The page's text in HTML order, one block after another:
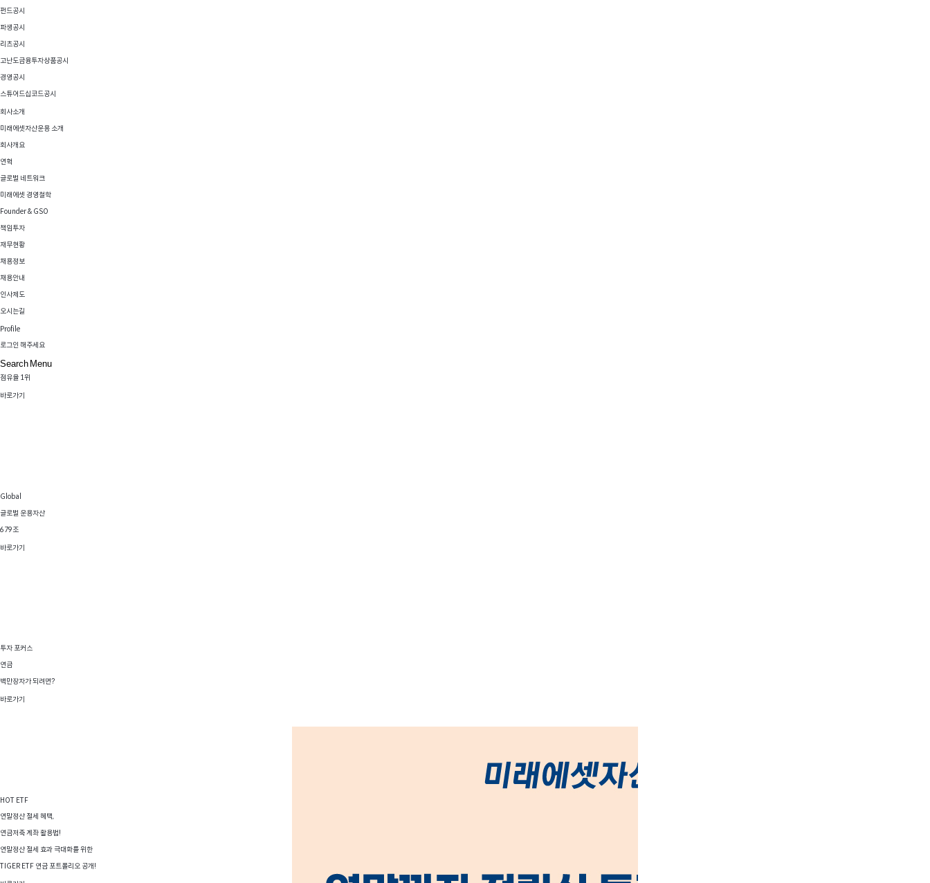
펀드공시
파생공시
리츠공시
고난도금융투자상품공시
경영공시
스튜어드십코드공시
회사소개
미래에셋자산운용 소개
회사개요
연혁
글로벌 네트워크
미래에셋 경영철학
Founder & GSO
책임투자
재무현황
채용정보
채용안내
인사제도
오시는길
Profile
로그인 해주세요
Search Menu
Vision
Permanent Innovator
미래에셋자산운용은 고객의 평안한 노후를 위해 끊임없이 혁신하며
더 나은 미래를 향해 한 발 먼저 나아가겠습니다.
바로가기
Overview
국내 연금펀드
점유율 1위
바로가기
Global
글로벌 운용자산
679조
바로가기
투자 포커스
연금
백만장자가 되려면?
바로가기
HOT ETF
연말정산 절세 혜택,
연금저축 계좌 활용법!
연말정산 절세 효과 극대화를 위한
TIGER ETF 연금 포트폴리오 공개!